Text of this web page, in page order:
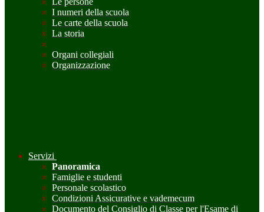
I numeri della scuola
Le carte della scuola
La storia
Organi collegiali
Organizzazione
Servizi
Panoramica
Famiglie e studenti
Personale scolastico
Condizioni Assicurative e vademecum
Documento del Consiglio di Classe per l'Esame di